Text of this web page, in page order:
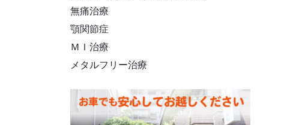
無痛治療
顎関節症
ＭＩ治療
メタルフリー治療